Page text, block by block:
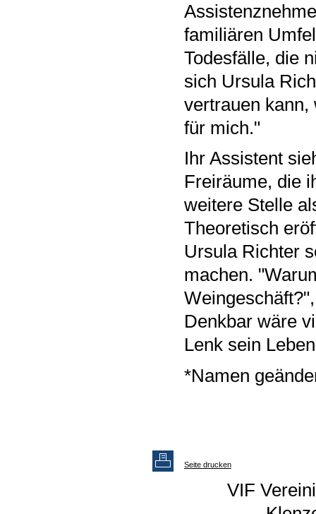
familiären
Todesfälle, die
sich Ursula
vertrauen
für mich."
Ihr Assistent
Freiräume, die
weitere Stelle
Theoretisch
Ursula Richter
machen.
Denkbar wäre
Lenk sein
*Namen
Seite drucken
VIF